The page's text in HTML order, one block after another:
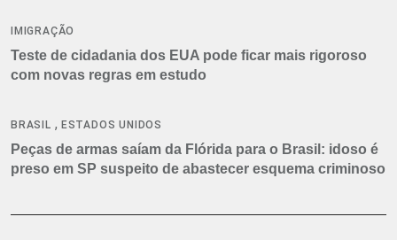
IMIGRAÇÃO
Teste de cidadania dos EUA pode ficar mais rigoroso
com novas regras em estudo
BRASIL , ESTADOS UNIDOS
Peças de armas saíam da Flórida para o Brasil: idoso é
preso em SP suspeito de abastecer esquema criminoso